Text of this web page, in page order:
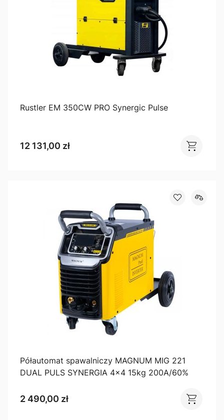
Rustler EM 350CW PRO Synergic Pulse
12 131,00 zł
Półautomat spawalniczy MAGNUM MIG 221
DUAL PULS SYNERGIA 4x4 15kg 200A/60%
2 490,00 zł